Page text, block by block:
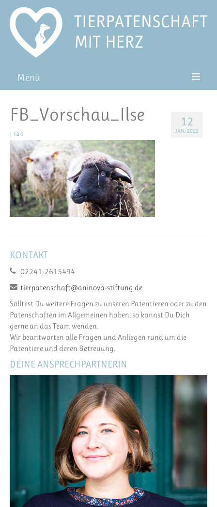
Menü
Pat*in werden
Patenschaft verschenken
Blog
FAQ
12
JAN. 2022
FB_Vorschau_Ilse
| 0
KONTAKT
02241-2615494
tierpatenschaft@aninova-stiftung.de
Solltest Du weitere Fragen zu unseren Patentieren oder zu den
Patenschaften im Allgemeinen haben, so kannst Du Dich
gerne an das Team wenden.
Wir beantworten alle Fragen und Anliegen rund um die
Patentiere und deren Betreuung.
DEINE ANSPRECHPARTNERIN